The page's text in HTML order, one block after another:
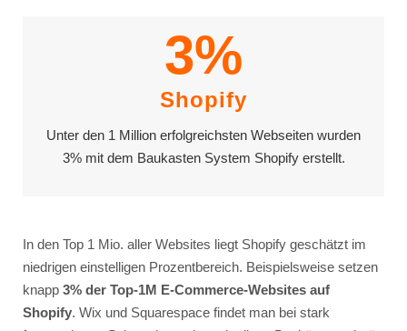
3%
Shopify
Unter den 1 Million erfolgreichsten Webseiten wurden
3% mit dem Baukasten System Shopify erstellt.
In den Top 1 Mio. aller Websites liegt Shopify geschätzt im
niedrigen einstelligen Prozentbereich. Beispielsweise setzen
knapp 3% der Top-1M E-Commerce-Websites auf
Shopify. Wix und Squarespace findet man bei stark